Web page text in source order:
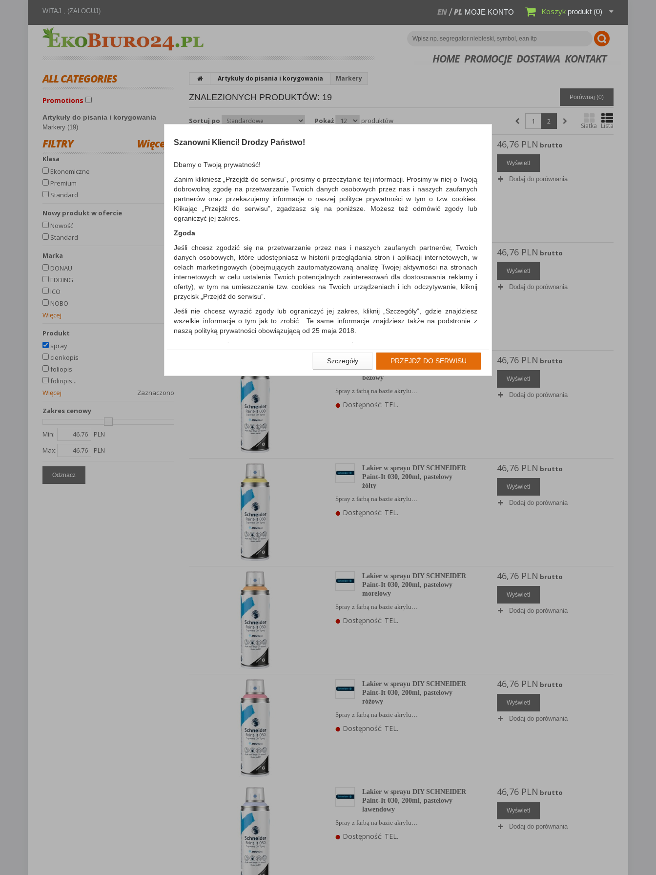
WITAJ , (ZALOGUJ) EN PL MOJE KONTO Koszyk produkt (0)
HOME PROMOCJE DOSTAWA KONTAKT
ALL CATEGORIES
Promotions
Artykuły do pisania i korygowania
Markery (19)
FILTRY Więcej
Klasa
Ekonomiczne
Premium
Standard
Nowy produkt w ofercie
Nowość
Standard
Marka
DONAU
EDDING
ICO
NOBO
Więcej
produkt
spray
cienkopis
foliopis
foliopis...
Więcej
Zaznaczono
Zakres cenowy
Min:
PLN
Max:
PLN
Odznacz
Artykuły do pisania i korygowania Markery
ZNALEZIONYCH PRODUKTÓW: 19 Porównaj (0)
Sortuj po Pokaż produktów
Siatka Lista
1 2
Dostępność: TEL.
46,76 PLN brutto
Wyświetl
Dodaj do porównania
Lakier w sprayu DIY SCHNEIDER
Paint-It 030, 200ml, pastelowy
limonkowy
Spray z farbą na bazie akrylu…
46,76 PLN brutto
Wyświetl
Dodaj do porównania
Lakier w sprayu DIY SCHNEIDER
Paint-It 030, 200ml, pastelowy
beżowy
Spray z farbą na bazie akrylu…
Dostępność: TEL.
46,76 PLN brutto
Wyświetl
Dodaj do porównania
Lakier w sprayu DIY SCHNEIDER
Paint-It 030, 200ml, pastelowy
żółty
Spray z farbą na bazie akrylu…
Dostępność: TEL.
46,76 PLN brutto
Wyświetl
Dodaj do porównania
Lakier w sprayu DIY SCHNEIDER
Paint-It 030, 200ml, pastelowy
morelowy
Spray z farbą na bazie akrylu…
Dostępność: TEL.
46,76 PLN brutto
Wyświetl
Dodaj do porównania
Lakier w sprayu DIY SCHNEIDER
Paint-It 030, 200ml, pastelowy
różowy
Spray z farbą na bazie akrylu…
Dostępność: TEL.
46,76 PLN brutto
Wyświetl
Dodaj do porównania
Lakier w sprayu DIY SCHNEIDER
Paint-It 030, 200ml, pastelowy
lawendowy
Spray z farbą na bazie akrylu…
Dostępność: TEL.
46,76 PLN brutto
Wyświetl
Dodaj do porównania
Szanowni Klienci! Drodzy Państwo!
Dbamy o Twoją prywatność!
Zanim klikniesz „Przejdź do serwisu”, prosimy o przeczytanie tej informacji. Prosimy w niej o Twoją
dobrowolną zgodę na przetwarzanie Twoich danych osobowych przez nas i naszych zaufanych
partnerów oraz przekazujemy informacje o naszej polityce prywatności w tym o tzw. cookies.
Klikając „Przejdź do serwisu”, zgadzasz się na poniższe. Możesz też odmówić zgody lub
ograniczyć jej zakres.
Zgoda
Jeśli chcesz zgodzić się na przetwarzanie przez nas i naszych zaufanych partnerów, Twoich
danych osobowych, które udostępniasz w historii przeglądania stron i aplikacji internetowych, w
celach marketingowych (obejmujących zautomatyzowaną analizę Twojej aktywności na stronach
internetowych w celu ustalenia Twoich potencjalnych zainteresowań dla dostosowania reklamy i
oferty), w tym na umieszczanie tzw. cookies na Twoich urządzeniach i ich odczytywanie, kliknij
przycisk „Przejdź do serwisu”.
Jeśli nie chcesz wyrazić zgody lub ograniczyć jej zakres, kliknij „Szczegóły”, gdzie znajdziesz
wszelkie informacje o tym jak to zrobić . Te same informacje znajdziesz także na podstronie z
naszą polityką prywatności obowiązującą od 25 maja 2018.
W przypadku użytkowników zalogowanych, aby umożliwić prawidłową realizację Umowy z
Państwem i związane z tym prawidłowe działanie naszej strony www, a w szczególności np.
wysłanie potwierdzenia zamówienia na Państwa email lub wyświetlenie Państwu prawidłowych
informacji o promocjach czy cenach indywidualnych, ważna jest Państwa wcześniejsza zgoda
której udzieliliście podczas zakładania konta.
Każda Państwa zgoda jest dobrowolna i można ją w dowolnym momencie wycofać.
Polityka prywatności (rozwiń)
Klauzula Informacyjna (rozwiń)
Lista Zaufanych Partnerów (rozwiń)
Szczegóły PRZEJDŹ DO SERWISU